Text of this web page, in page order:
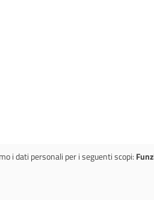
i dati personali per i seguenti scopi: